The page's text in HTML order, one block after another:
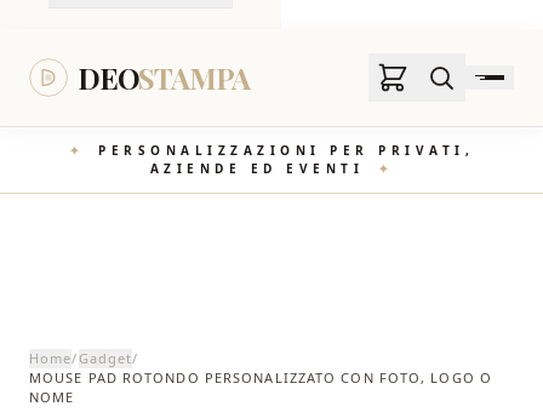
DEOSTAMPA
DEO STAMPA
✦
PERSONALIZZAZIONI PER PRIVATI,
AZIENDE ED EVENTI
✦
Home/ Gadget/
MOUSE PAD ROTONDO PERSONALIZZATO CON FOTO, LOGO O
NOME